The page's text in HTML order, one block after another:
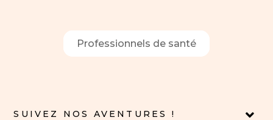
Professionnels de santé
SUIVEZ NOS AVENTURES !